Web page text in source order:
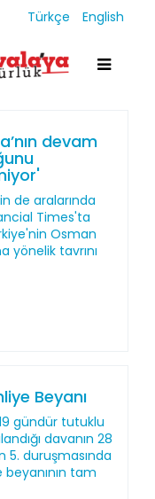
Türkçe English
devam
de aralarında
Times'ta
Osman
yönelik tavrını
Beyanı
gündür tutuklu
davanın 28
5. duruşmasında
tam